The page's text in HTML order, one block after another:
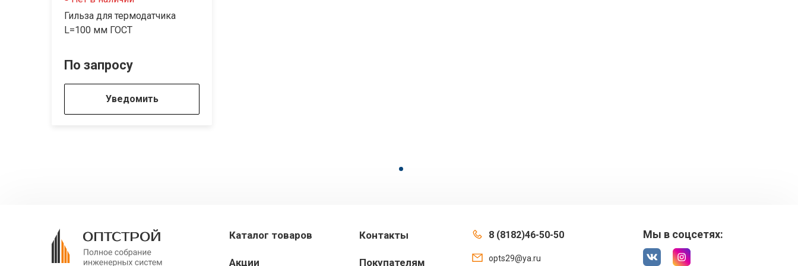
Гильза для термодатчика
L=100 мм ГОСТ
По запросу
Уведомить
Каталог товаров
Акции
Контакты
Покупателям
8 (8182)46-50-50
opts29@ya.ru
Мы в соцсетях: